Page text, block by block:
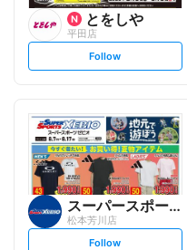
とをしや
平田店
s
t
l
o
w
Follow
スーパースポーツゼビオ
松本芳川店
s
Follow